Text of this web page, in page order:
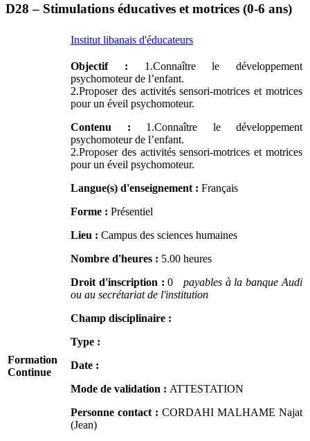
D28 – Stimulations éducatives et motrices (0-6 ans)
Institut libanais d'éducateurs
Formation
Continue
Objectif : 1.Connaître le développement
psychomoteur de l’enfant.
2.Proposer des activités sensori-motrices et motrices
pour un éveil psychomoteur.
Contenu : 1.Connaître le développement
psychomoteur de l’enfant.
2.Proposer des activités sensori-motrices et motrices
pour un éveil psychomoteur.
Langue(s) d'enseignement : Français
Forme : Présentiel
Lieu : Campus des sciences humaines
Nombre d'heures : 5.00 heures
Droit d'inscription :0 payables à la banque Audi
ou au secrétariat de l'institution
Champ disciplinaire :
Type :
Date :
Mode de validation : ATTESTATION
Personne contact : CORDAHI MALHAME Najat
(Jean)